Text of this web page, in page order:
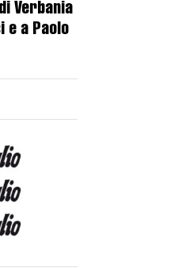
Verbania
e a Paolo